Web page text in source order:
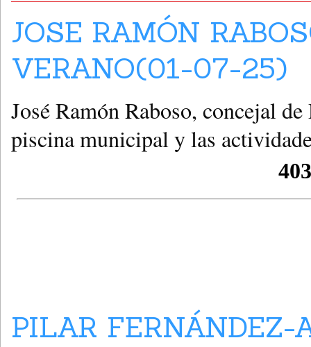
JOSE RAMÓN
VERANO(01-07-25)
José Ramón Raboso, concejal
piscina municipal y las
PILAR FERNÁNDEZ-